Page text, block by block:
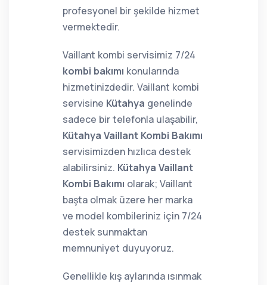
profesyonel bir şekilde hizmet
vermektedir.
Vaillant kombi servisimiz 7/24
kombi bakımı konularında
hizmetinizdedir. Vaillant kombi
servisine Kütahya genelinde
sadece bir telefonla ulaşabilir,
Kütahya Vaillant Kombi Bakımı
servisimizden hızlıca destek
alabilirsiniz. Kütahya Vaillant
Kombi Bakımı olarak; Vaillant
başta olmak üzere her marka
ve model kombileriniz için 7/24
destek sunmaktan
memnuniyet duyuyoruz.
Genellikle kış aylarında ısınmak